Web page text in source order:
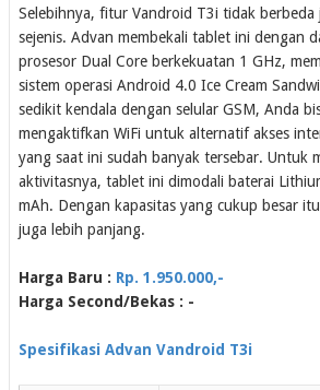
Selebihnya, fitur Vandroid T3i tidak
sejenis. Advan membekali tablet ini dengan
prosesor Dual Core berkekuatan 1 GHz,
sistem operasi Android 4.0 Ice Cream
sedikit kendala dengan selular GSM, Anda
mengaktifkan WiFi untuk alternatif akses
yang saat ini sudah banyak tersebar. Untuk
aktivitasnya, tablet ini dimodali baterai
mAh. Dengan kapasitas yang cukup besar
juga lebih panjang.
Harga Baru : Rp. 1.950.000,-
Harga Second/Bekas : -
Spesifikasi Advan Vandroid T3i